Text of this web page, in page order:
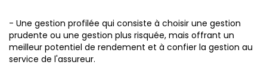
- Une gestion profilée qui consiste à choisir une gestion
prudente ou une gestion plus risquée, mais offrant un
meilleur potentiel de rendement et à confier la gestion au
service de l'assureur.